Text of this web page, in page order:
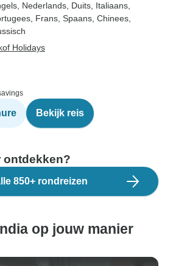
Nederlands, Duits, Italiaans,
Frans, Spaans, Chinees,
Holidays
Bekijk reis
ontdekken?
850+ rondreizen
op jouw manier